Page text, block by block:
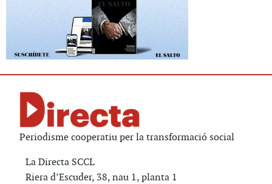
Periodisme cooperatiu per la transformació social
La Directa SCCL
Riera d’Escuder, 38, nau 1, planta 1